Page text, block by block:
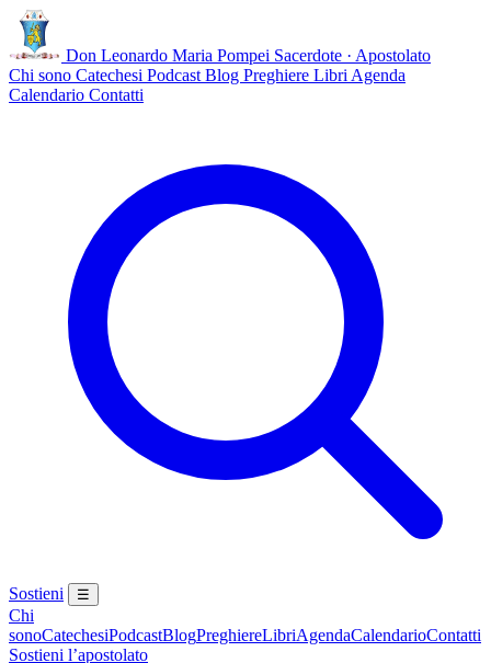
Don Leonardo Maria Pompei Sacerdote · Apostolato
Chi sono Catechesi Podcast Blog Preghiere Libri Agenda
Calendario Contatti
Sostieni ☰
Chi
sonoCatechesiPodcastBlogPreghiereLibriAgendaCalendarioContatti
Sostieni l’apostolato